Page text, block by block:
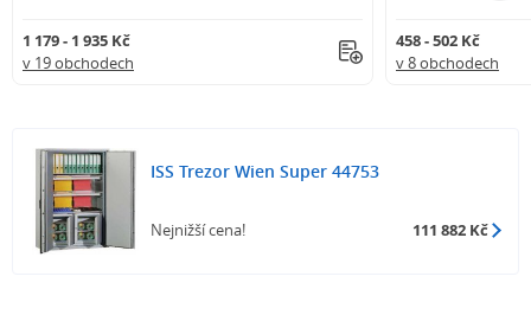
1 179 - 1 935 Kč
v 19 obchodech
458 - 502 Kč
v 8 obchodech
ISS Trezor Wien Super 44753
Nejnižší cena! 111 882 Kč